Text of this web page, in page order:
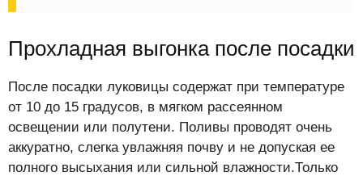
Прохладная выгонка после посадки
После посадки луковицы содержат при температуре
от 10 до 15 градусов, в мягком рассеянном
освещении или полутени. Поливы проводят очень
аккуратно, слегка увлажняя почву и не допуская ее
полного высыхания или сильной влажности.Только